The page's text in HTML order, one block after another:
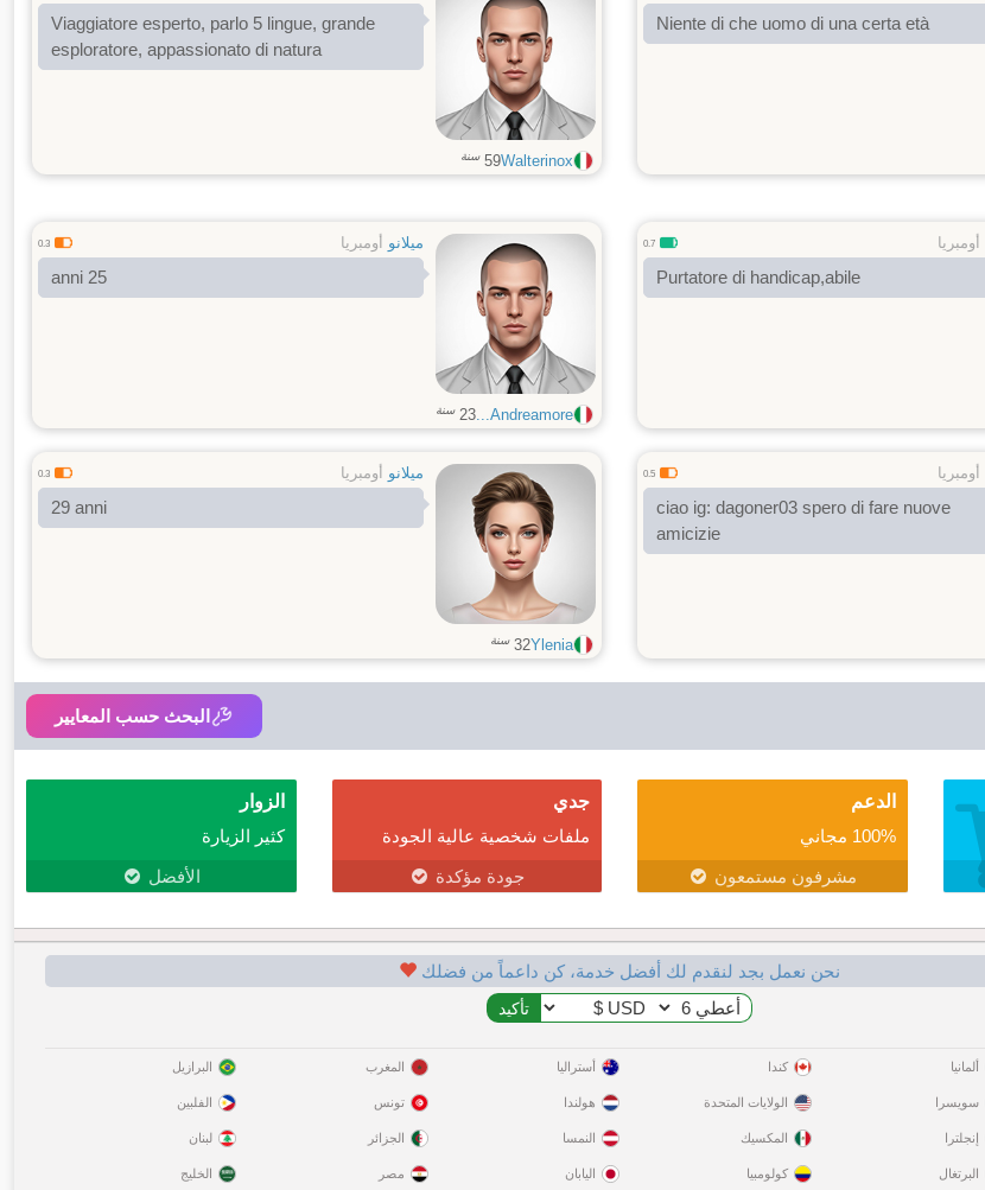
Niente di che uomo di una certa età
Viaggiatore esperto, parlo 5 lingue, grande
esploratore, appassionato di natura
Walterinox
59 سنة
أومبريا 0.7
Purtatore di handicap,abile
ميلانو أومبريا 0.3
anni 25
Andreamore...
23 سنة
أومبريا 0.5
ciao ig: dagoner03 spero di fare nuove
amicizie
ميلانو أومبريا 0.3
29 anni
Ylenia
32 سنة
البحث حسب المعايير
الدعم
100% مجاني
مشرفون مستمعون
جدي
ملفات شخصية عالية الجودة
جودة مؤكدة
الزوار
كثير الزيارة
الأفضل
نحن نعمل بجد لنقدم لك أفضل خدمة، كن داعماً من فضلك
ألمانيا
سويسرا
إنجلترا
البرتغال
كندا
الولايات المتحدة
المكسيك
كولومبيا
أستراليا
هولندا
النمسا
اليابان
المغرب
تونس
الجزائر
مصر
البرازيل
الفلبين
لبنان
الخليج